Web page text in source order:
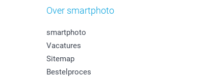
Over smartphoto
smartphoto
Vacatures
Sitemap
Bestelproces